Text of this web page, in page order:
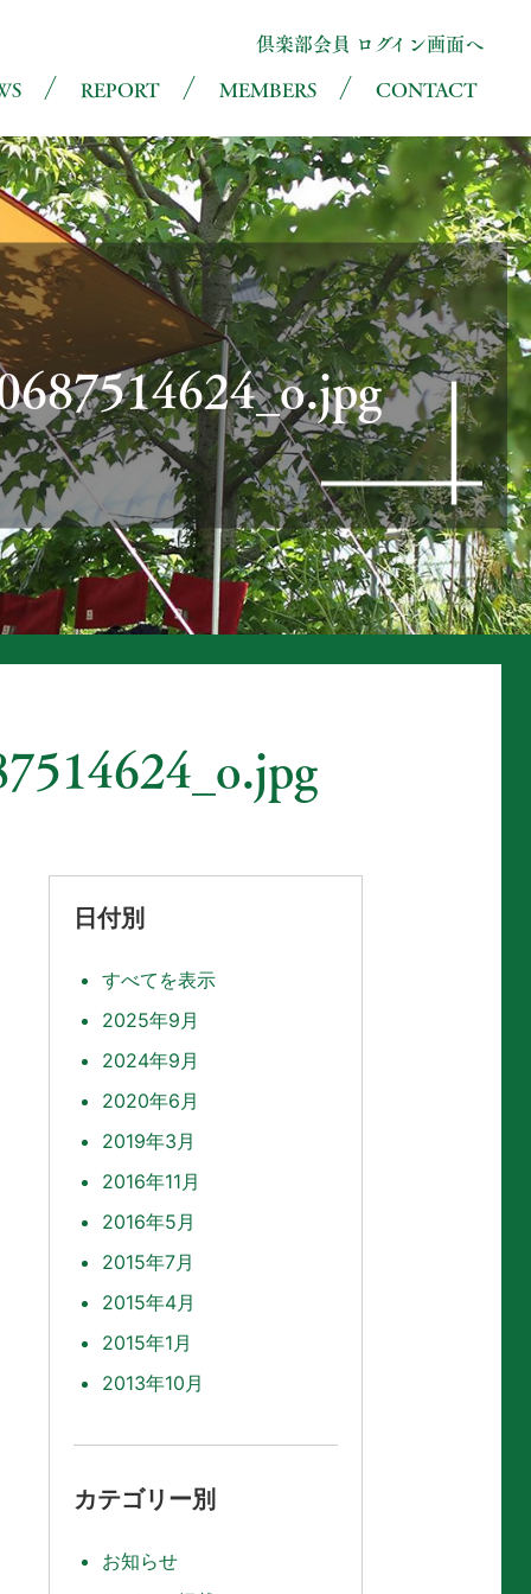
倶楽部会員 ログイン画面へ
REPORT MEMBERS CONTACT
日付別
すべてを表示
2025年9月
2024年9月
2020年6月
2019年3月
2016年11月
2016年5月
2015年7月
2015年4月
2015年1月
2013年10月
カテゴリー別
お知らせ